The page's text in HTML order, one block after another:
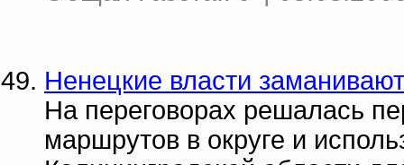
Ненецкие власти
На переговорах решалась
маршрутов в округе и